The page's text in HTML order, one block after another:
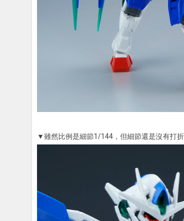
▼雖然比例是細節1/144，但細節還是沒有打折